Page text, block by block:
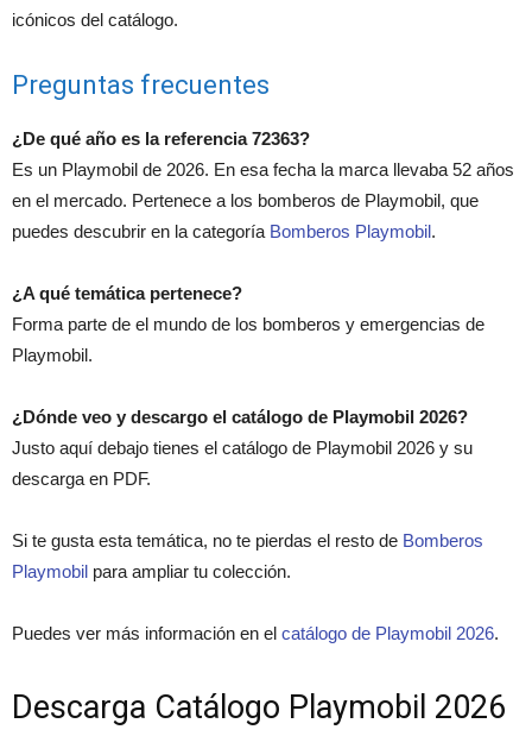
icónicos del catálogo.
Preguntas frecuentes
¿De qué año es la referencia 72363?
Es un Playmobil de 2026. En esa fecha la marca llevaba 52 años
en el mercado. Pertenece a los bomberos de Playmobil, que
puedes descubrir en la categoría Bomberos Playmobil.
¿A qué temática pertenece?
Forma parte de el mundo de los bomberos y emergencias de
Playmobil.
¿Dónde veo y descargo el catálogo de Playmobil 2026?
Justo aquí debajo tienes el catálogo de Playmobil 2026 y su
descarga en PDF.
Si te gusta esta temática, no te pierdas el resto de Bomberos
Playmobil para ampliar tu colección.
Puedes ver más información en el catálogo de Playmobil 2026.
Descarga Catálogo Playmobil 2026